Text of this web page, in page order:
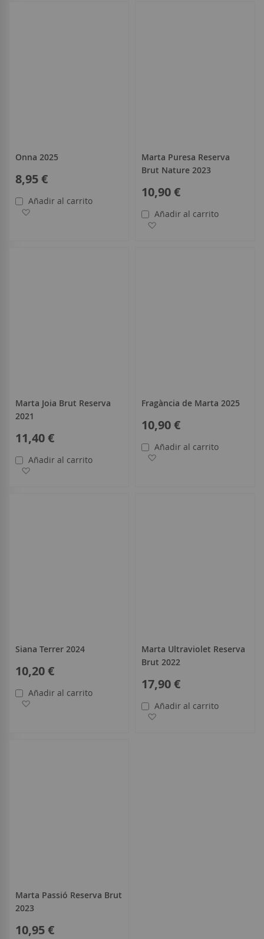
Onna 2025
8,95 €
Añadir al carrito
Marta Puresa Reserva
Brut Nature 2023
10,90 €
Añadir al carrito
Marta Joia Brut Reserva
2021
11,40 €
Añadir al carrito
Fragància de Marta 2025
10,90 €
Añadir al carrito
Siana Terrer 2024
10,20 €
Añadir al carrito
Marta Ultraviolet Reserva
Brut 2022
17,90 €
Añadir al carrito
Marta Passió Reserva Brut
2023
10,95 €